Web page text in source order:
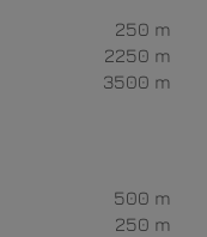
250 m
2250 m
3500 m
500 m
250 m